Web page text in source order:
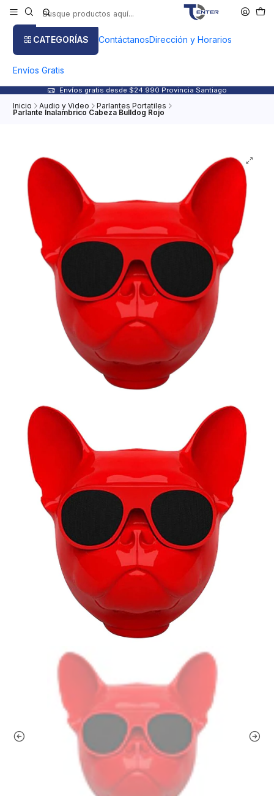
CATEGORÍAS ContáctanosDirección y Horarios
Envíos Gratis
Envíos gratis desde $24.990 Provincia Santiago
Inicio Audio y Video Parlantes Portatiles
Parlante Inalambrico Cabeza Bulldog Rojo